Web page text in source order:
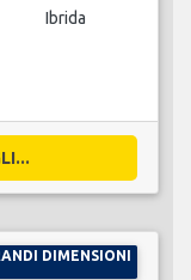
Ibrida
DIMENSIONI